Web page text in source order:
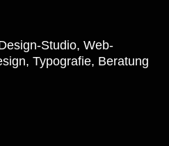
Studio, Web-
Typografie, Beratung